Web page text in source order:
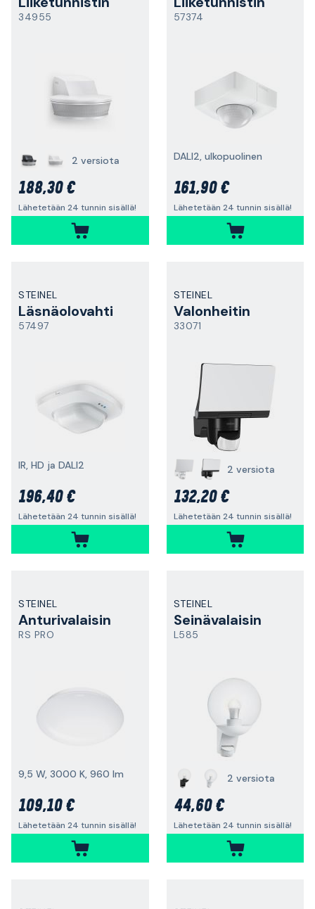
34955
2 versiota
188,30 €
Lähetetään 24 tunnin sisällä!
57374
DALI2, ulkopuolinen
161,90 €
Lähetetään 24 tunnin sisällä!
STEINEL
Läsnäolovahti
57497
IR, HD ja DALI2
196,40 €
Lähetetään 24 tunnin sisällä!
STEINEL
Valonheitin
33071
2 versiota
132,20 €
Lähetetään 24 tunnin sisällä!
STEINEL
Anturivalaisin
RS PRO
9,5 W, 3000 K, 960 lm
109,10 €
Lähetetään 24 tunnin sisällä!
STEINEL
Seinävalaisin
L585
2 versiota
44,60 €
Lähetetään 24 tunnin sisällä!